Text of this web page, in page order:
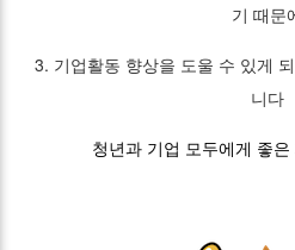
기 때문
3. 기업활동 향상을 도울 수 있게
니다
청년과 기업 모두에게 좋